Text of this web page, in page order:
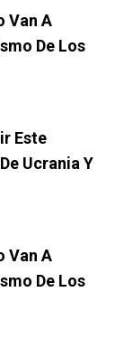
Van A
De Los
Este
Ucrania Y
Van A
De Los